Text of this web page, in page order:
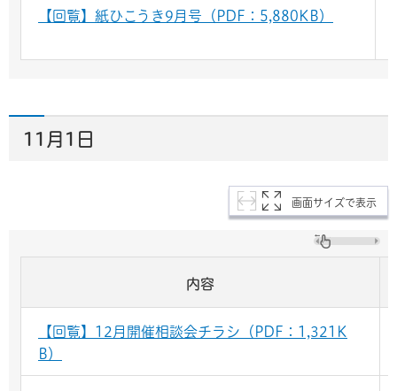
【回覧】紙ひこうき9月号（PDF：5,880KB）
11月1日
画面サイズで表示
内容
【回覧】12月開催相談会チラシ（PDF：1,321K
B）